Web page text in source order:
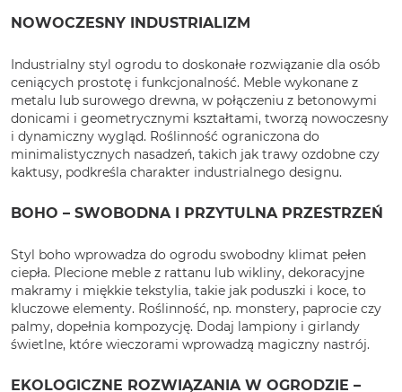
NOWOCZESNY INDUSTRIALIZM
Industrialny styl ogrodu to doskonałe rozwiązanie dla osób
ceniących prostotę i funkcjonalność. Meble wykonane z
metalu lub surowego drewna, w połączeniu z betonowymi
donicami i geometrycznymi kształtami, tworzą nowoczesny
i dynamiczny wygląd. Roślinność ograniczona do
minimalistycznych nasadzeń, takich jak trawy ozdobne czy
kaktusy, podkreśla charakter industrialnego designu.
BOHO – SWOBODNA I PRZYTULNA PRZESTRZEŃ
Styl boho wprowadza do ogrodu swobodny klimat pełen
ciepła. Plecione meble z rattanu lub wikliny, dekoracyjne
makramy i miękkie tekstylia, takie jak poduszki i koce, to
kluczowe elementy. Roślinność, np. monstery, paprocie czy
palmy, dopełnia kompozycję. Dodaj lampiony i girlandy
świetlne, które wieczorami wprowadzą magiczny nastrój.
EKOLOGICZNE ROZWIĄZANIA W OGRODZIE –